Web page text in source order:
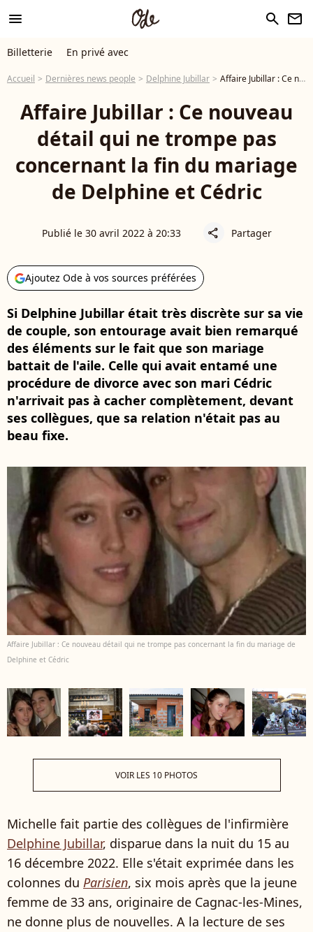
menu search newsletter
Billetterie En privé avec
Accueil Dernières news people Delphine Jubillar Affaire Jubillar : Ce nouveau détail qui ne trompe pas concernant la fin du mariage de Delphine et Cédric
Affaire Jubillar : Ce nouveau
détail qui ne trompe pas
concernant la fin du mariage
de Delphine et Cédric
Publié le 30 avril 2022 à 20:33 share Partager
Ajoutez Ode à vos sources préférées
Si Delphine Jubillar était très discrète sur sa vie
de couple, son entourage avait bien remarqué
des éléments sur le fait que son mariage
battait de l'aile. Celle qui avait entamé une
procédure de divorce avec son mari Cédric
n'arrivait pas à cacher complètement, devant
ses collègues, que sa relation n'était pas au
beau fixe.
Affaire Jubillar : Ce nouveau détail qui ne trompe pas concernant la fin du mariage de
Delphine et Cédric
VOIR LES 10 PHOTOS
Michelle fait partie des collègues de l'infirmière
Delphine Jubillar, disparue dans la nuit du 15 au
16 décembre 2022. Elle s'était exprimée dans les
colonnes du Parisien, six mois après que la jeune
femme de 33 ans, originaire de Cagnac-les-Mines,
ne donne plus de nouvelles. A la lecture de ses